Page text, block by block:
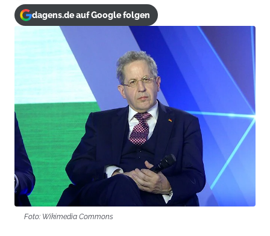
dagens.de auf Google folgen
Foto: Wikimedia Commons